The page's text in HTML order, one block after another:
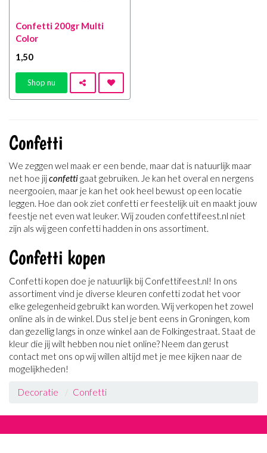
Confetti 200gr Multi
Color
1 ,50
Shop nu
Confetti
We zeggen wel maak er een bende, maar dat is natuurlijk maar
net hoe jijconfettigaat gebruiken. Je kan het overal en nergens
neergooien, maar je kan het ook heel bewust op een locatie
leggen. Hoe dan ook ziet confetti er feestelijk uit en maakt jouw
feestje net even wat leuker. Wij zouden confettifeest.nl niet
zijn als wij geen confetti hadden in ons assortiment.
Confetti kopen
Confetti kopen doe je natuurlijk bij Confettifeest.nl! In ons
assortiment vind je diverse kleuren confetti zodat het voor
elke gelegenheid gebruikt kan worden. Wij verkopen het zowel
online als in de winkel. Dus stel je bent eens in Groningen, kom
dan gezellig langs in onze winkel aan de Folkingestraat. Staat de
kleur die jij wilt hebben nou niet online? Neem dan gerust
contact met ons op wij willen altijd met je mee kijken naar de
mogelijkheden!
Decoratie Confetti